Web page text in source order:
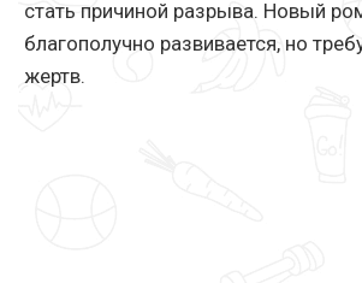
стать причиной разрыва. Новый
благополучно развивается, но
жертв.